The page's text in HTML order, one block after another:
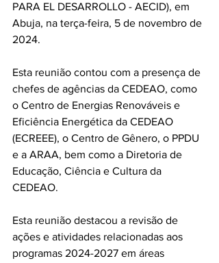
PARA EL DESARROLLO - AECID), em
Abuja, na terça-feira, 5 de novembro de
2024.
Esta reunião contou com a presença de
chefes de agências da CEDEAO, como
o Centro de Energias Renováveis e
Eficiência Energética da CEDEAO
(ECREEE), o Centro de Gênero, o PPDU
e a ARAA, bem como a Diretoria de
Educação, Ciência e Cultura da
CEDEAO.
Esta reunião destacou a revisão de
ações e atividades relacionadas aos
programas 2024-2027 em áreas